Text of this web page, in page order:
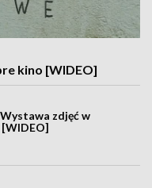
kino [WIDEO]
zdjęć w